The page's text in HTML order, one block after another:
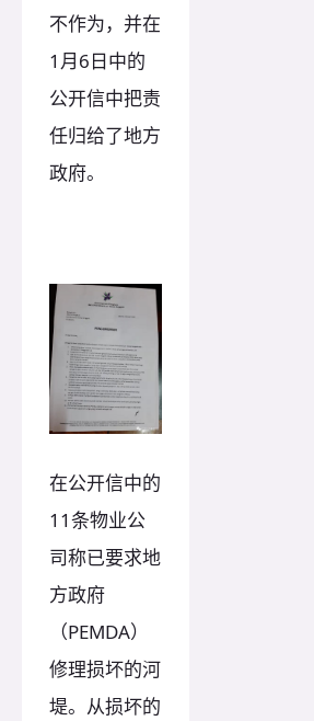
不作为，并在
1月6日中的
公开信中把责
任归给了地方
政府。
在公开信中的
11条物业公
司称已要求地
方政府
（PEMDA）
修理损坏的河
堤。从损坏的